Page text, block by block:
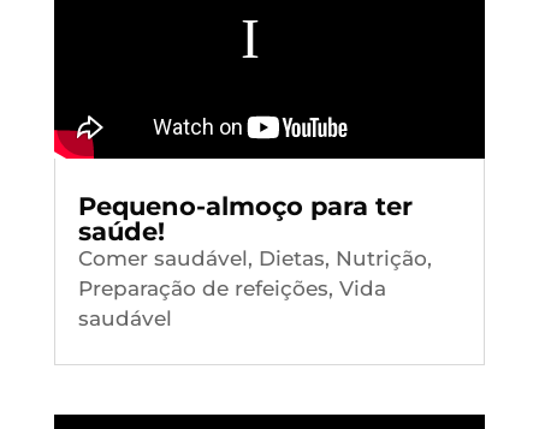
Pequeno-almoço para ter
saúde!
Comer saudável, Dietas, Nutrição,
Preparação de refeições, Vida
saudável